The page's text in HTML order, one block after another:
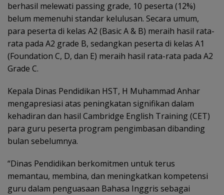
berhasil melewati passing grade, 10 peserta (12%)
belum memenuhi standar kelulusan. Secara umum,
para peserta di kelas A2 (Basic A & B) meraih hasil rata-
rata pada A2 grade B, sedangkan peserta di kelas A1
(Foundation C, D, dan E) meraih hasil rata-rata pada A2
Grade C.
Kepala Dinas Pendidikan HST, H Muhammad Anhar
mengapresiasi atas peningkatan signifikan dalam
kehadiran dan hasil Cambridge English Training (CET)
para guru peserta program pengimbasan dibanding
bulan sebelumnya.
“Dinas Pendidikan berkomitmen untuk terus
memantau, membina, dan meningkatkan kompetensi
guru dalam penguasaan Bahasa Inggris sebagai